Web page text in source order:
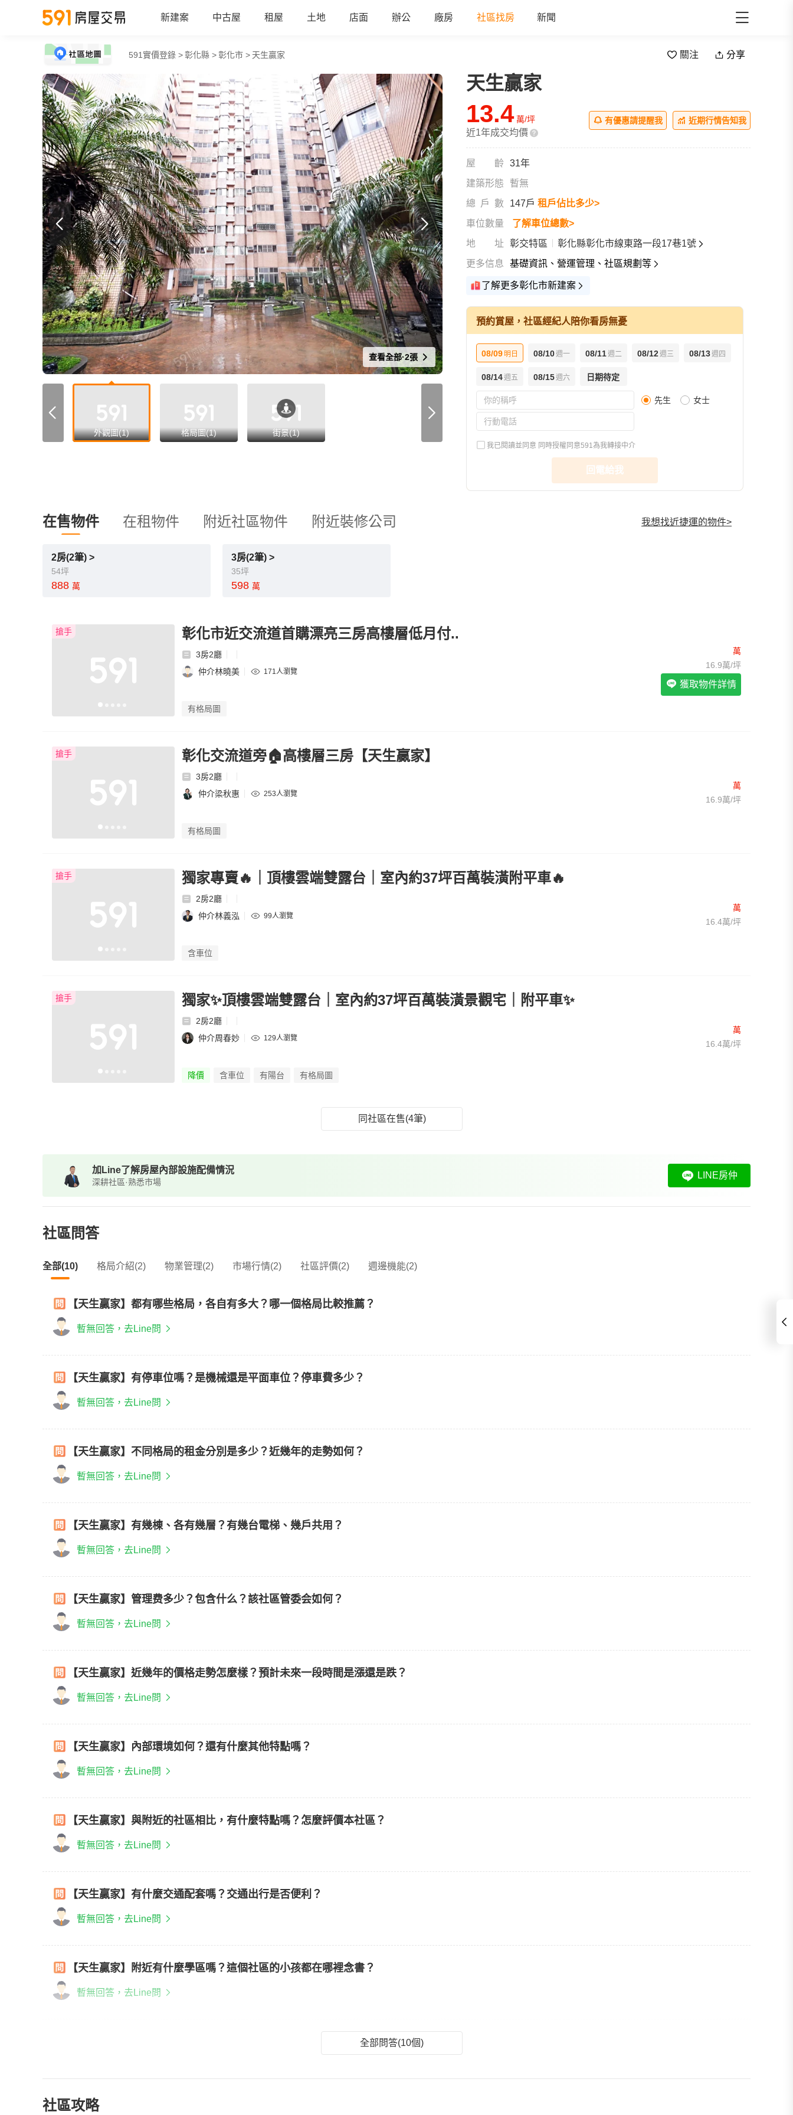
新建案 中古屋 租屋 土地 店面 辦公 廠房 社區找房 新聞
591實價登錄 >彰化縣 >彰化市 > 天生贏家 關注 分享
all
查看全部·2張
all
外觀圖(1) 格局圖(1) 街景(1)
天生贏家
13.4 萬/坪
近1年成交均價
有優惠請提醒我 近期行情告知我
屋齡
31年
建築形態
暫無
總戶數
147戶 租戶佔比多少>
車位數量
了解車位總數>
地址
彰交特區
彰化縣彰化市線東路一段17巷1號
更多信息
基礎資訊、營運管理、社區規劃等
了解更多彰化市新建案
預約賞屋，社區經紀人陪你看房無憂
08/09 明日 08/10週一 08/11週二 08/12週三 08/13週四
08/14週五 08/15週六 日期待定
先生 女士
我已閱讀並同意 同時授權同意591為我轉接中介
回電給我
在售物件 在租物件 附近社區物件 附近裝修公司 我想找近捷運的物件>
2房(2筆) >
54坪
888 萬
3房(2筆) >
35坪
598 萬
搶手 彰化市近交流道首購漂亮三房高樓層低月付..
3房2廳
仲介林曉美
171人瀏覽
有格局圖
萬
16.9萬/坪
獲取物件詳情
搶手 彰化交流道旁🏠高樓層三房【天生贏家】
3房2廳
仲介梁秋惠
253人瀏覽
有格局圖
萬
16.9萬/坪
搶手 獨家專賣🔥｜頂樓雲端雙露台｜室內約37坪百萬裝潢附平車🔥
2房2廳
仲介林義泓
99人瀏覽
含車位
萬
16.4萬/坪
搶手 獨家✨頂樓雲端雙露台｜室內約37坪百萬裝潢景觀宅｜附平車✨
2房2廳
仲介周春妙
129人瀏覽
降價 含車位 有陽台 有格局圖
萬
16.4萬/坪
同社區在售(4筆)
加Line了解房屋內部設施配備情況
深耕社區·熟悉市場
LINE房仲
社區問答
全部(10) 格局介紹(2) 物業管理(2) 市場行情(2) 社區評價(2) 週邊機能(2)
【天生贏家】都有哪些格局，各自有多大？哪一個格局比較推薦？
暫無回答，去Line問
【天生贏家】有停車位嗎？是機械還是平面車位？停車費多少？
暫無回答，去Line問
【天生贏家】不同格局的租金分別是多少？近幾年的走勢如何？
暫無回答，去Line問
【天生贏家】有幾棟、各有幾層？有幾台電梯、幾戶共用？
暫無回答，去Line問
【天生贏家】管理费多少？包含什么？該社區管委会如何？
暫無回答，去Line問
【天生贏家】近幾年的價格走勢怎麼樣？預計未來一段時間是漲還是跌？
暫無回答，去Line問
【天生贏家】內部環境如何？還有什麼其他特點嗎？
暫無回答，去Line問
【天生贏家】與附近的社區相比，有什麼特點嗎？怎麼評價本社區？
暫無回答，去Line問
【天生贏家】有什麼交通配套嗎？交通出行是否便利？
暫無回答，去Line問
【天生贏家】附近有什麼學區嗎？這個社區的小孩都在哪裡念書？
暫無回答，去Line問
全部問答(10個)
社區攻略